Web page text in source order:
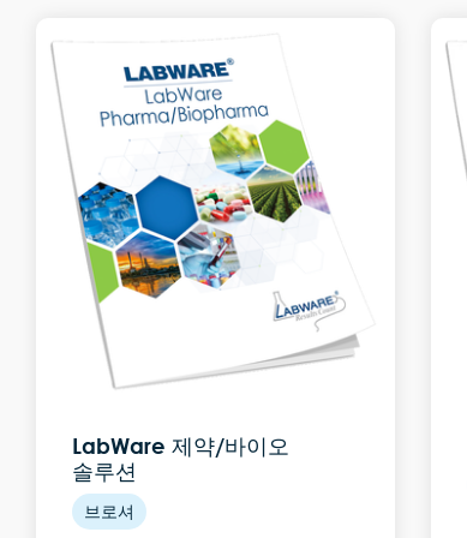
LabWare 제약/바이오
솔루션
브로셔